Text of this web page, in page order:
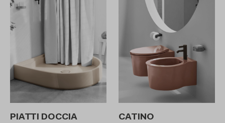
PIATTI DOCCIA CATINO